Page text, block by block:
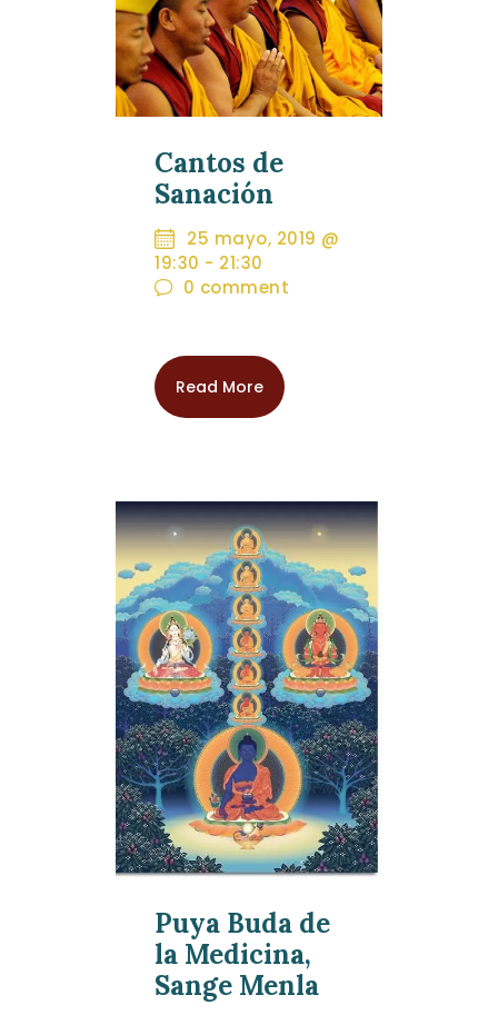
Cantos de
Sanación
25 mayo, 2019 @
19:30 - 21:30
0 comment
Read More
Puya Buda de
la Medicina,
Sange Menla